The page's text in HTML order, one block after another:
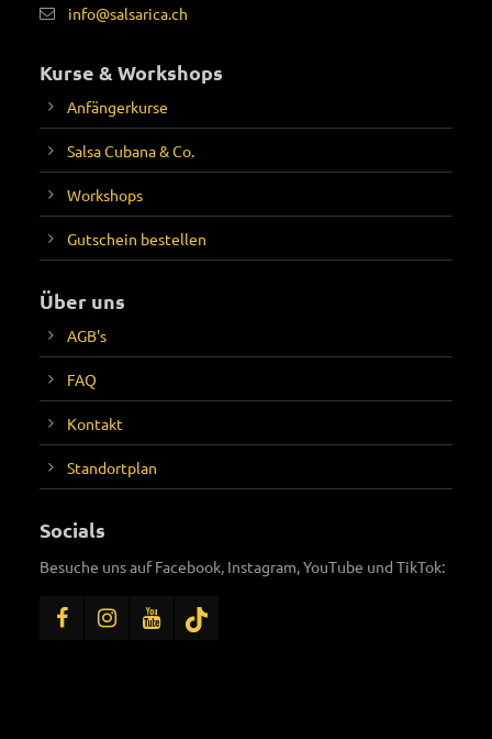
info@salsarica.ch
Kurse & Workshops
Anfängerkurse
Salsa Cubana & Co.
Workshops
Gutschein bestellen
Über uns
AGB's
FAQ
Kontakt
Standortplan
Socials
Besuche uns auf Facebook, Instagram, YouTube und TikTok: